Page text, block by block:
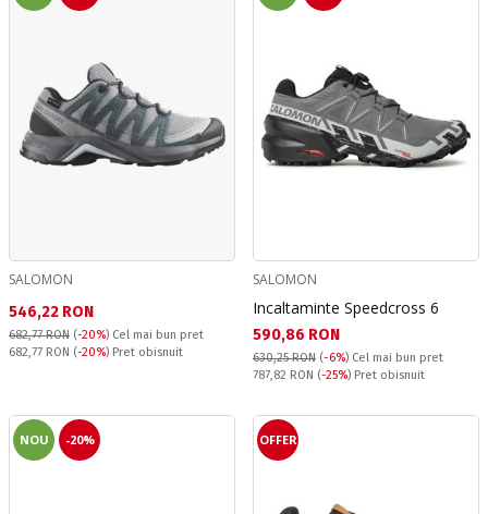
SALOMON
Текуща цена:
546,22 RON
682,77 RON (-20%) Cel mai bun pret
Pret obisnuit:
682,77 RON (-20%) Pret obisnuit
SALOMON
Incaltaminte Speedcross 6
Текуща цена:
590,86 RON
630,25 RON (-6%) Cel mai bun pret
Pret obisnuit:
787,82 RON (-25%) Pret obisnuit
NOU -20% OFFER